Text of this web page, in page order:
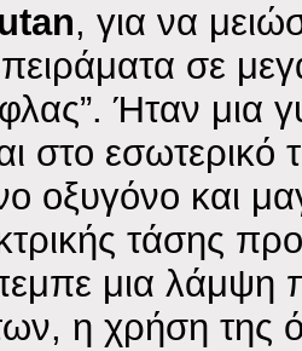
, για να
σε
Ήταν μια
στο εσωτερικό
οξυγόνο και
τάσης
μια λάμψη
η χρήση της